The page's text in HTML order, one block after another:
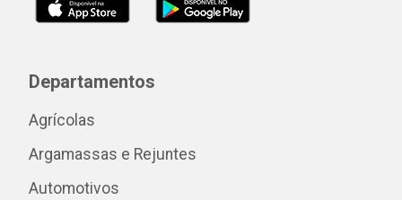
Departamentos
Agrícolas
Argamassas e Rejuntes
Automotivos